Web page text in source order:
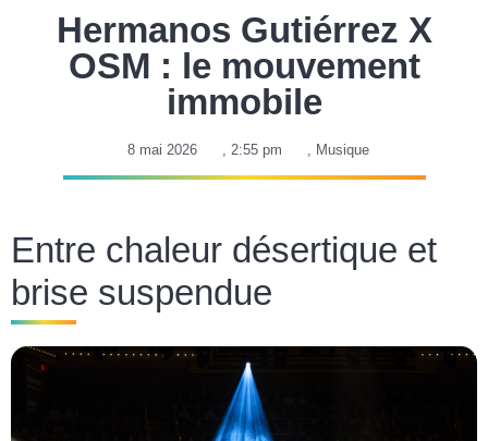
Hermanos Gutiérrez X
OSM : le mouvement
immobile
8 mai 2026 , 2:55 pm , Musique
Entre chaleur désertique et
brise suspendue